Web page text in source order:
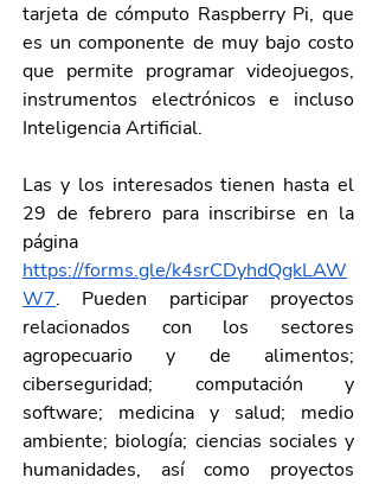
tarjeta de cómputo Raspberry Pi, que
es un componente de muy bajo costo
que permite programar videojuegos,
instrumentos electrónicos e incluso
Inteligencia Artificial.
Las y los interesados tienen hasta el
29 de febrero para inscribirse en la
https://forms.gle/k4srCDyhdQgkLAW
W7. Pueden participar proyectos
relacionados con los sectores
agropecuario y de alimentos;
ciberseguridad; computación y
software; medicina y salud; medio
ambiente; biología; ciencias sociales y
humanidades, así como proyectos